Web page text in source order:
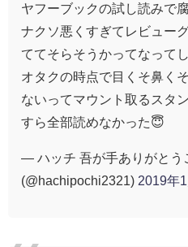
ヤフーブックの試し読みで
ナクソ悪くすぎてレビュー
ててそらそうかってなってし
オタクの時点で目くそ鼻く
ないってマウント取るスタ
すら全部読めなかった😇
— ハッチ 吾が手ありがとう
(@hachipochi2321) 2019年